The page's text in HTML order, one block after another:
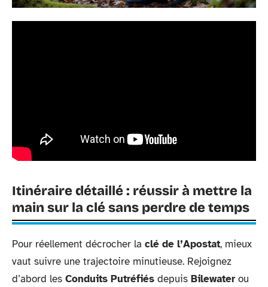
Itinéraire détaillé : réussir à mettre la
main sur la clé sans perdre de temps
Pour réellement décrocher la clé de l’Apostat, mieux
vaut suivre une trajectoire minutieuse. Rejoignez
d’abord les Conduits Putréfiés depuis Bilewater ou